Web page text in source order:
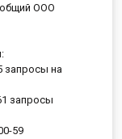
ООО
запросы на
запросы
59